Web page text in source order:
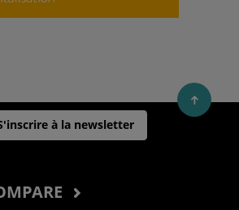
à la newsletter